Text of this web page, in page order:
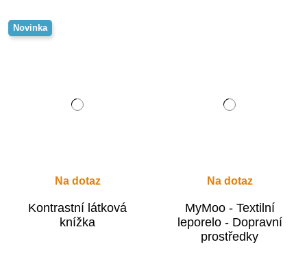
Novinka
Na dotaz
Kontrastní látková
knížka
Na dotaz
MyMoo - Textilní
leporelo - Dopravní
prostředky